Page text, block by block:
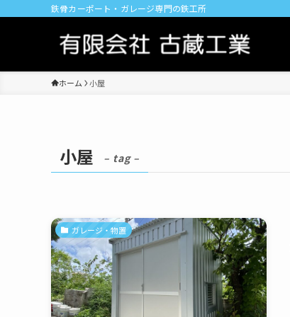
鉄骨カーポート・ガレージ専門の鉄工所
ホーム 小屋
小屋 – tag –
ガレージ・物置